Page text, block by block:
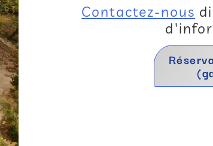
Contactez-nous